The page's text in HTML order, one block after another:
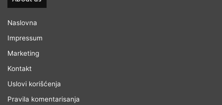
Naslovna
Impressum
Marketing
Kontakt
Uslovi korišćenja
Pravila komentarisanja